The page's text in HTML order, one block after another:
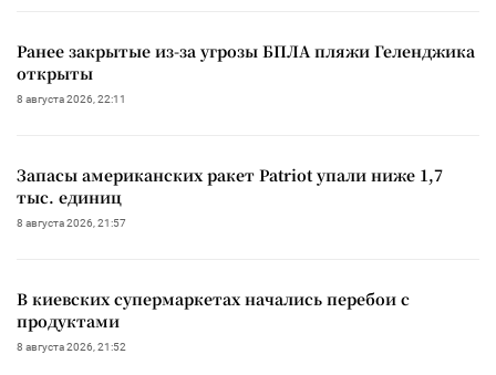
Ранее закрытые из-за угрозы БПЛА пляжи Геленджика
открыты
8 августа 2026, 22:11
Запасы американских ракет Patriot упали ниже 1,7
тыс. единиц
8 августа 2026, 21:57
В киевских супермаркетах начались перебои с
продуктами
8 августа 2026, 21:52